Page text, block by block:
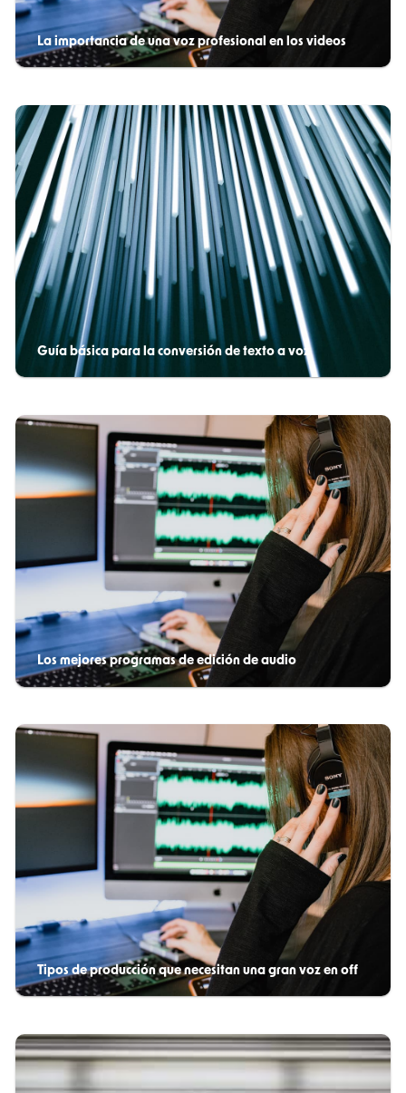
La importancia de una voz profesional en los videos
Guía básica para la conversión de texto a voz
Los mejores programas de edición de audio
Tipos de producción que necesitan una gran voz en off